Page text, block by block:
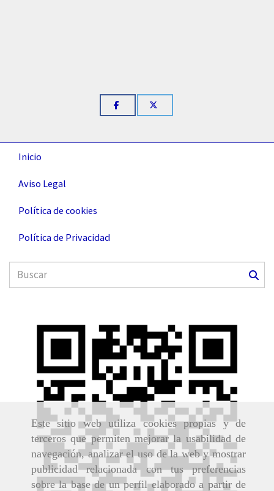
Este sitio web utiliza cookies propias y de
terceros que permiten mejorar la usabilidad de
navegación, analizar el uso de la web y mostrar
publicidad relacionada con tus preferencias
sobre la base de un perfil elaborado a partir de
Inicio
Aviso Legal
Política de cookies
Política de Privacidad